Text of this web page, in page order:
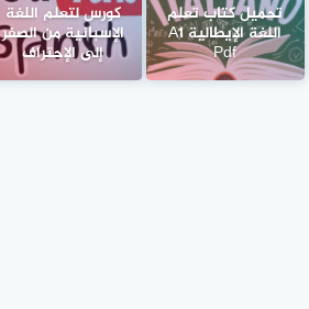
تحميل كتاب تعلم
اللغة الإيطالية A1
Pdf
كورس لتعلم اللغة
الإسبانية من الصفر
إلى الإحتراف